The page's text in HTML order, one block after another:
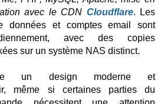
avec le CDN Cloudflare. Les
données et comptes email sont
avec des copies
sur un système NAS distinct.
un design moderne et
même si certaines parties du